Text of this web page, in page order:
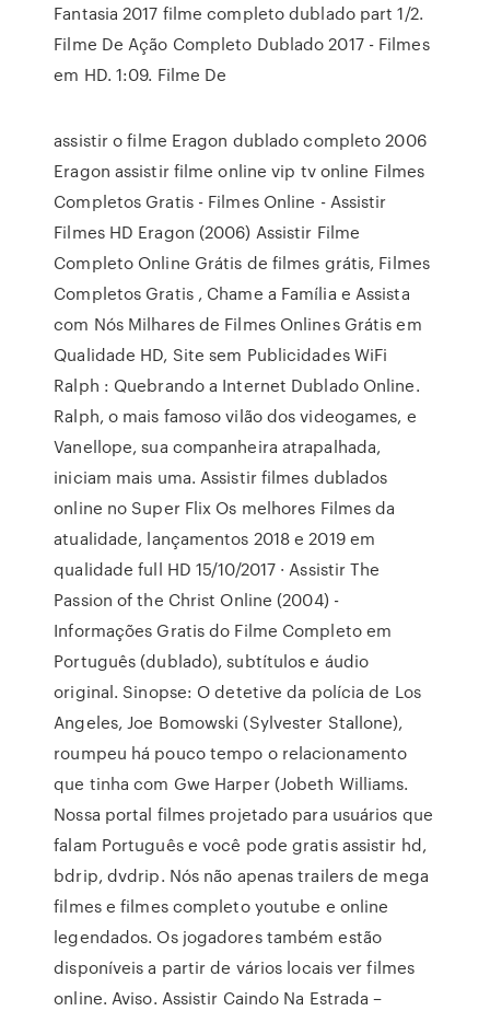
Fantasia 2017 filme completo dublado part 1/2.
Filme De Ação Completo Dublado 2017 - Filmes
em HD. 1:09. Filme De
assistir o filme Eragon dublado completo 2006
Eragon assistir filme online vip tv online Filmes
Completos Gratis - Filmes Online - Assistir
Filmes HD Eragon (2006) Assistir Filme
Completo Online Grátis de filmes grátis, Filmes
Completos Gratis , Chame a Família e Assista
com Nós Milhares de Filmes Onlines Grátis em
Qualidade HD, Site sem Publicidades WiFi
Ralph : Quebrando a Internet Dublado Online.
Ralph, o mais famoso vilão dos videogames, e
Vanellope, sua companheira atrapalhada,
iniciam mais uma. Assistir filmes dublados
online no Super Flix Os melhores Filmes da
atualidade, lançamentos 2018 e 2019 em
qualidade full HD 15/10/2017 · Assistir The
Passion of the Christ Online (2004) -
Informações Gratis do Filme Completo em
Português (dublado), subtítulos e áudio
original. Sinopse: O detetive da polícia de Los
Angeles, Joe Bomowski (Sylvester Stallone),
roumpeu há pouco tempo o relacionamento
que tinha com Gwe Harper (Jobeth Williams.
Nossa portal filmes projetado para usuários que
falam Português e você pode gratis assistir hd,
bdrip, dvdrip. Nós não apenas trailers de mega
filmes e filmes completo youtube e online
legendados. Os jogadores também estão
disponíveis a partir de vários locais ver filmes
online. Aviso. Assistir Caindo Na Estrada –